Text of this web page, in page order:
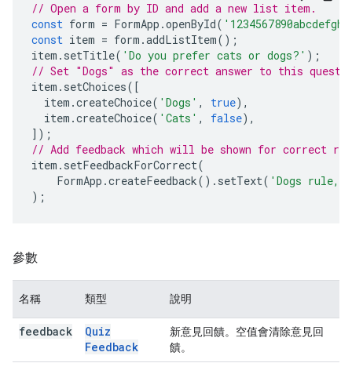
// Open a form by ID and add a new list item.
const form = FormApp .openById(
const item = form .addListItem();
item . setTitle( 'Do you prefer cats or dogs?' );
// Set "Dogs" as the correct answer to this
item . setChoices([
item .createChoice( 'Dogs' , true),
item .createChoice( 'Cats' , false),
]);
// Add feedback which will be shown for correct
item . setFeedbackForCorrect(
FormApp .createFeedback(). setText( 'Dogs rule,
);
參數
名稱 類型 說明
feedback
Quiz
Feedback
新意見回饋。空值會清除意見回
饋。